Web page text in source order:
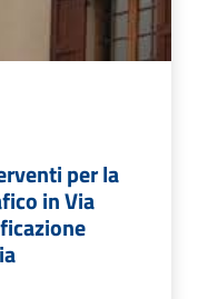
per la
in Via